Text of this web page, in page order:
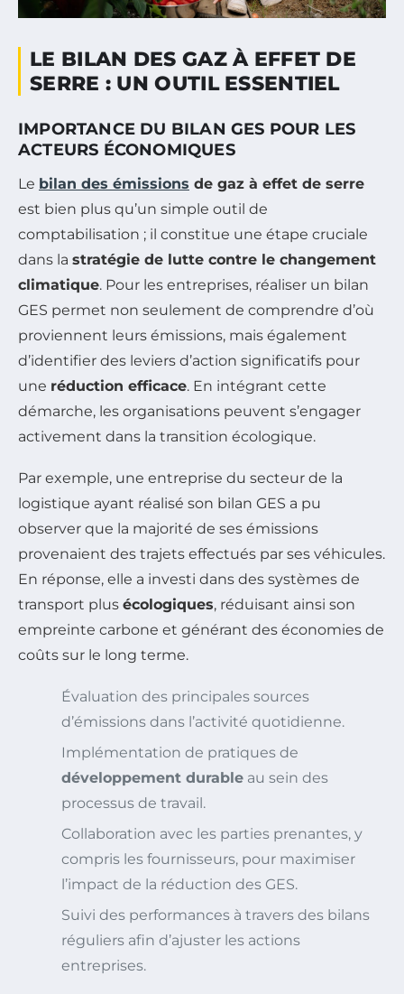
LE BILAN DES GAZ À EFFET DE
SERRE : UN OUTIL ESSENTIEL
IMPORTANCE DU BILAN GES POUR LES
ACTEURS ÉCONOMIQUES
Le bilan des émissions de gaz à effet de serre
est bien plus qu’un simple outil de
comptabilisation ; il constitue une étape cruciale
dans la stratégie de lutte contre le changement
climatique. Pour les entreprises, réaliser un bilan
GES permet non seulement de comprendre d’où
proviennent leurs émissions, mais également
d’identifier des leviers d’action significatifs pour
une réduction efficace. En intégrant cette
démarche, les organisations peuvent s’engager
activement dans la transition écologique.
Par exemple, une entreprise du secteur de la
logistique ayant réalisé son bilan GES a pu
observer que la majorité de ses émissions
provenaient des trajets effectués par ses véhicules.
En réponse, elle a investi dans des systèmes de
transport plus écologiques, réduisant ainsi son
empreinte carbone et générant des économies de
coûts sur le long terme.
Évaluation des principales sources
d’émissions dans l’activité quotidienne.
Implémentation de pratiques de
développement durable au sein des
processus de travail.
Collaboration avec les parties prenantes, y
compris les fournisseurs, pour maximiser
l’impact de la réduction des GES.
Suivi des performances à travers des bilans
réguliers afin d’ajuster les actions
entreprises.